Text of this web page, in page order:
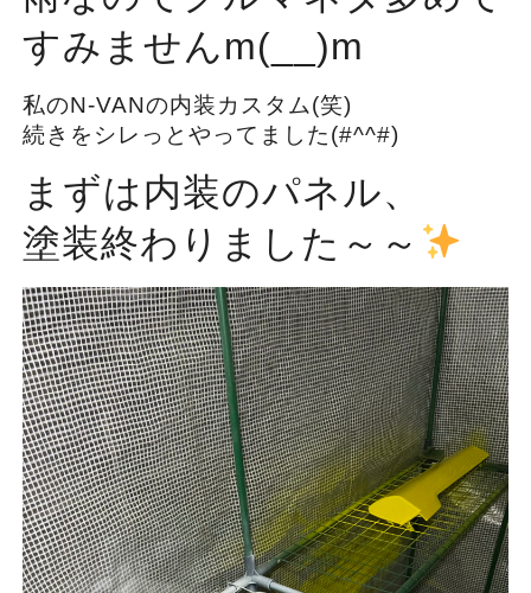
すみませんm(__)m
私のN-VANの内装カスタム(笑)
続きをシレっとやってました(#^^#)
まずは内装のパネル、
塗装終わりました～～